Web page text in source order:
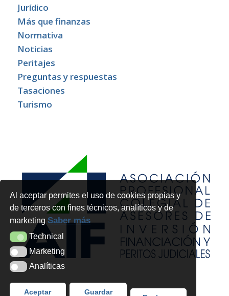
Al aceptar permites el uso de cookies propias y
de terceros con fines técnicos, analíticos y de
marketingSaber más
TechnicalTechnical
MarketingMarketing
AnalíticasAnalíticas
Aceptar Guardar
Jurídico
Más que finanzas
Normativa
Noticias
Peritajes
Preguntas y respuestas
Tasaciones
Turismo